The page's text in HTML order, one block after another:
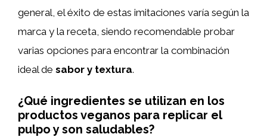
general, el éxito de estas imitaciones varía según la
marca y la receta, siendo recomendable probar
varias opciones para encontrar la combinación
ideal de sabor y textura.
¿Qué ingredientes se utilizan en los
productos veganos para replicar el
pulpo y son saludables?